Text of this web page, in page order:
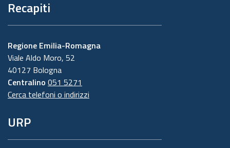
Recapiti
Regione Emilia-Romagna
Viale Aldo Moro, 52
40127 Bologna
Centralino 051 5271
Cerca telefoni o indirizzi
URP